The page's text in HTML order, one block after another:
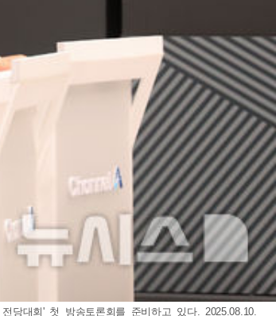
당대회' 첫 방송토론회를 준비하고 있다. 2025.08.10.